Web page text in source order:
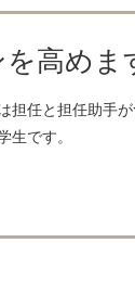
高めま
任と担任助手
生です。